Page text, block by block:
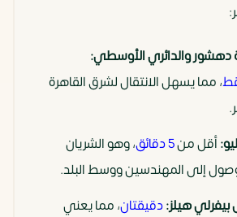
والدائري الأوسطي:
، مما يسهل الانتقال لشرق القاهرة
أقل من5 دقائق
، وهو الشريان
إلى المهندسين ووسط البلد.
هيلز:دقيقتان، مما يعني